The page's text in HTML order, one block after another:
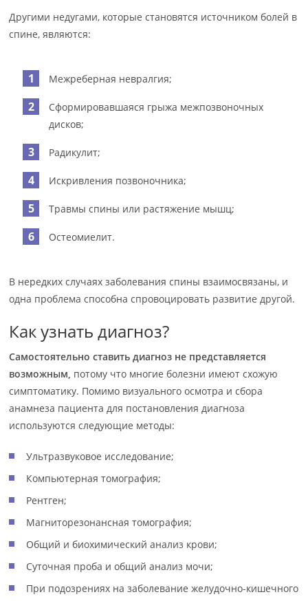
Другими недугами, которые становятся источником болей в
спине, являются:
Межреберная невралгия;
Сформировавшаяся грыжа межпозвоночных
дисков;
Радикулит;
Искривления позвоночника;
Травмы спины или растяжение мышц;
Остеомиелит.
В нередких случаях заболевания спины взаимосвязаны, и
одна проблема способна спровоцировать развитие другой.
Как узнать диагноз?
Самостоятельно ставить диагноз не представляется
возможным, потому что многие болезни имеют схожую
симптоматику. Помимо визуального осмотра и сбора
анамнеза пациента для постановления диагноза
используются следующие методы:
Ультразвуковое исследование;
Компьютерная томография;
Рентген;
Магниторезонансная томография;
Общий и биохимический анализ крови;
Суточная проба и общий анализ мочи;
При подозрениях на заболевание желудочно-кишечного